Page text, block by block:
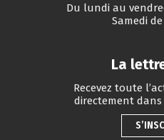
Du lundi au
Samedi
La
Recevez toute
directement